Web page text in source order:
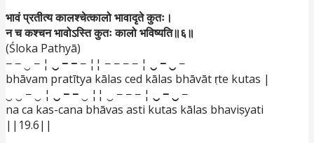
भावं प्रतीत्य कालश्चेत्कालो भावादृते कुतः।
न च कश्चन भावोऽस्ति कुतः कालो भविष्यति॥६॥
(Śloka Pathyā)
− − ‿ − ¦ ‿ − − − ¦¦ − − − − ¦ ‿ − ‿ −
bhāvam pratītya kālas ced kālas bhāvāt ṛte kutas |
‿ ‿ − ‿ ¦ ‿ − − ‿ ¦¦ ‿ − − − ¦ ‿ − ‿ −
na ca kas-cana bhāvas asti kutas kālas bhaviṣyati
||19.6||